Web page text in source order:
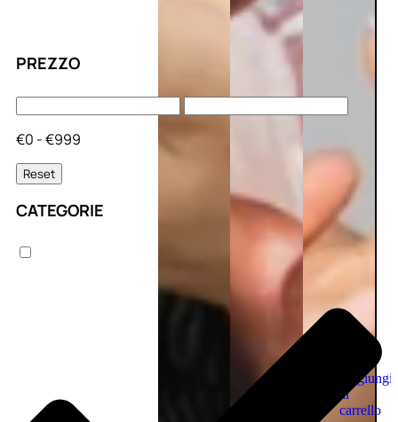
Aggiungi
al
carrello
PREZZO
€0 - €999
Reset
CATEGORIE